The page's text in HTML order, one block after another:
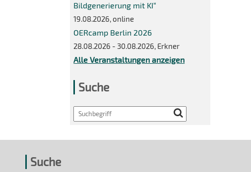
Bildgenerierung mit KI“
19.08.2026, online
OERcamp Berlin 2026
28.08.2026 - 30.08.2026, Erkner
Alle Veranstaltungen anzeigen
Suche
Search
Suche